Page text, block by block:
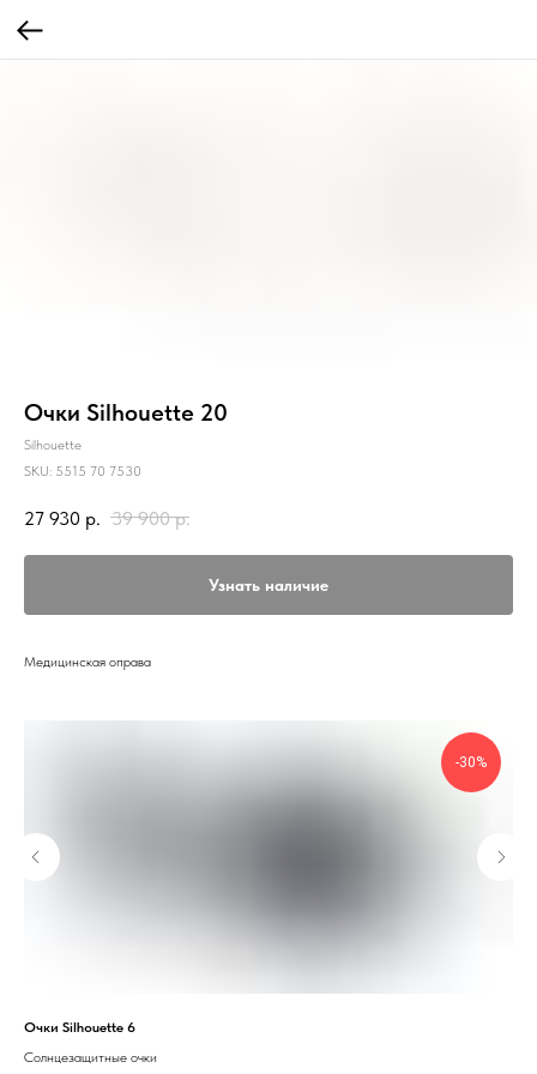
Очки Silhouette 20
Silhouette
SKU: 5515 70 7530
27 930 р. 39 900 р.
Узнать наличие
Медицинская оправа
-30%
Очки Silhouette 6
Солнцезащитные очки